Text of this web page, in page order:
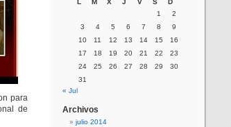
para
de
L M X J V S
D
1
2
3
4 5 6 7 8
9
10
11 12 13 14 15
16
17
18 19 20 21 22
23
24
25 26 27 28 29
30
31
« Jul
Archivos
julio 2014